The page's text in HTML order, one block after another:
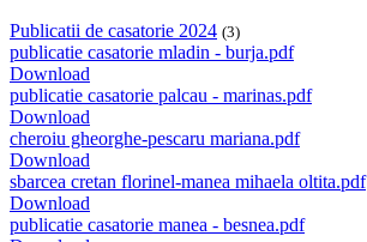
Publicatii de casatorie 2024 (3)
publicatie casatorie mladin - burja.pdf
Download
publicatie casatorie palcau - marinas.pdf
Download
cheroiu gheorghe-pescaru mariana.pdf
Download
sbarcea cretan florinel-manea mihaela oltita.pdf
Download
publicatie casatorie manea - besnea.pdf